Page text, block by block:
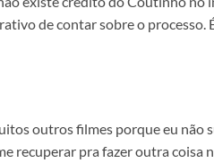
de contar sobre o processo.
outros filmes porque eu não
recuperar pra fazer outra coisa